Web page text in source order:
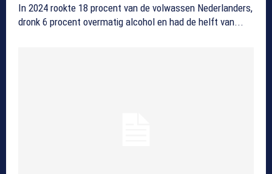
In 2024 rookte 18 procent van de volwassen Nederlanders,
dronk 6 procent overmatig alcohol en had de helft van...